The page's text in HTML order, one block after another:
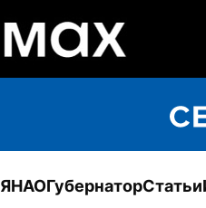
ЯНАОГубернаторСтатьи